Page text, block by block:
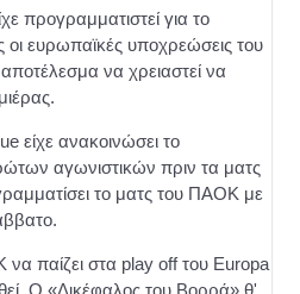
προγραμματιστεί για το
ευρωπαϊκές υποχρεώσεις του
να χρειαστεί να
είχε ανακοινώσει το
αγωνιστικών πριν τα ματς
το ματς του ΠΑΟΚ με
παίζει στα play off του Europa